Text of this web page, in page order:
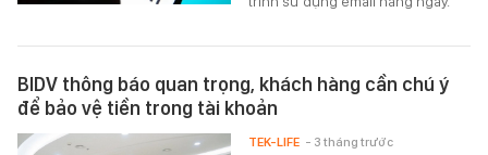
BIDV thông báo quan trọng, khách hàng cần chú ý
để bảo vệ tiền trong tài khoản
TEK-LIFE - 3 tháng trước